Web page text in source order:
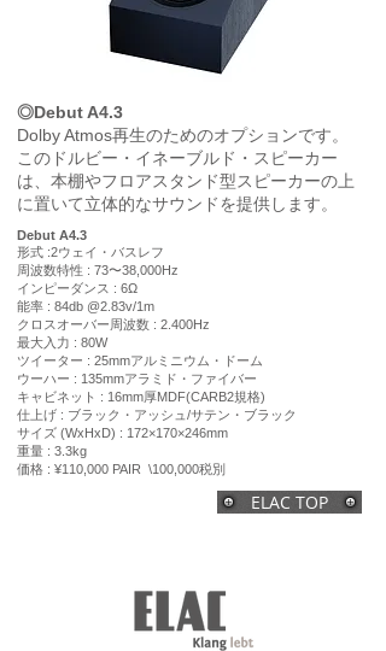
◎Debut A4.3
Dolby Atmos再生のためのオプションです。
このドルビー・イネーブルド・スピーカー
は、本棚やフロアスタンド型スピーカーの上
に置いて立体的なサウンドを提供します。
Debut A4.3
形式 :2ウェイ・バスレフ
周波数特性 : 73〜38,000Hz
インピーダンス : 6Ω
能率 : 84db @2.83v/1m
クロスオーバー周波数 : 2.400Hz
最大入力 : 80W
ツイーター : 25mmアルミニウム・ドーム
ウーハー : 135mmアラミド・ファイバー
キャビネット : 16mm厚MDF(CARB2規格)
仕上げ : ブラック・アッシュ/サテン・ブラック
サイズ (WxHxD) : 172×170×246mm
重量 : 3.3kg
価格 : ¥110,000 PAIR \100,000税別
ELAC TOP